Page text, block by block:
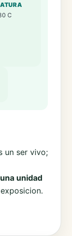
C
un ser vivo;
unidad